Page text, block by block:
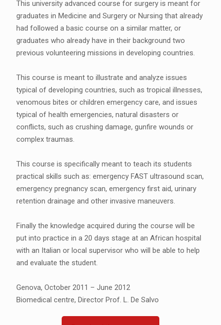
This university advanced course for surgery is meant for
graduates in Medicine and Surgery or Nursing that already
had followed a basic course on a similar matter, or
graduates who already have in their background two
previous volunteering missions in developing countries.
This course is meant to illustrate and analyze issues
typical of developing countries, such as tropical illnesses,
venomous bites or children emergency care, and issues
typical of health emergencies, natural disasters or
conflicts, such as crushing damage, gunfire wounds or
complex traumas.
This course is specifically meant to teach its students
practical skills such as: emergency FAST ultrasound scan,
emergency pregnancy scan, emergency first aid, urinary
retention drainage and other invasive maneuvers.
Finally the knowledge acquired during the course will be
put into practice in a 20 days stage at an African hospital
with an Italian or local supervisor who will be able to help
and evaluate the student.
Genova, October 2011 – June 2012
Biomedical centre, Director Prof. L. De Salvo